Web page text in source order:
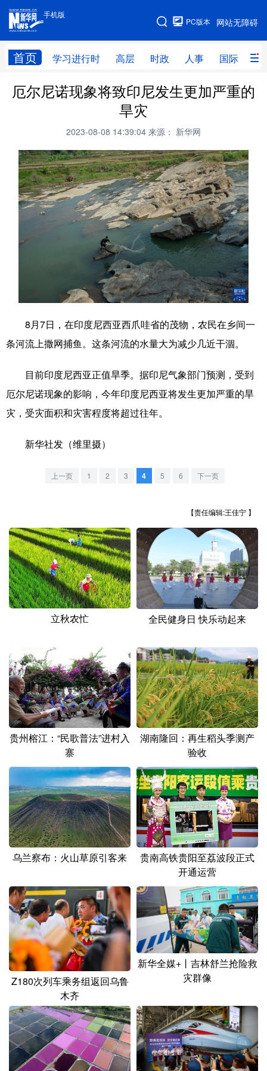
手机版
网站无障碍
PC版本
首页 学习进行时 高层 时政 人事 国际 财
手机版
网站地图
学习进行时 高层 时政 人事
全球连线
科技 科创 量子 体育
文化 书画 健康 军事
访谈 视频 图片 政务
中央文件 金融 汽车
人居 信息化 数字经济
乡村振兴 银龄 溯源中国
彩票 娱乐 时尚 悦读
文化产业
地方频道
江西
山东 河南 湖北 湖南
广东 广西 海南 重庆
四川 贵州 云南 西藏
青海 宁夏
多语种频道
English Español Français عربى
Русский язык 日本語 한국어
厄尔尼诺现象将致印尼发生更加严重的
旱灾
2023-08-08 14:39:04 来源： 新华网
8月7日，在印度尼西亚西爪哇省的茂物，农民在乡间一
条河流上撒网捕鱼。这条河流的水量大为减少几近干涸。
目前印度尼西亚正值旱季。据印尼气象部门预测，受到
厄尔尼诺现象的影响，今年印度尼西亚将发生更加严重的旱
灾，受灾面积和灾害程度将超过往年。
新华社发（维里摄）
上一页 1 2 3 4 5 6 下一页
【责任编辑:王佳宁 】
立秋农忙 全民健身日 快乐动起来
贵州榕江：“民歌普法”进村入
寨
湖南隆回：再生稻头季测产
验收
乌兰察布：火山草原引客来
贵南高铁贵阳至荔波段正式
开通运营
Z180次列车乘务组返回乌鲁
木齐
新华全媒+丨吉林舒兰抢险救
灾群像